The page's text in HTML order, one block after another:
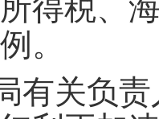
得税、
。
有关负